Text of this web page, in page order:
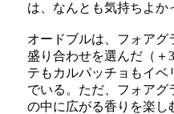
は、なんとも気持ちよか
オードブルは、フォア
盛り合わせを選んだ（＋
テもカルパッチョもイ
でいる。ただ、フォアグ
の中に広がる香りを楽し